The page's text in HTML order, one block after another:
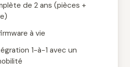
de 2 ans (pièces +
à vie
1-à-1 avec un